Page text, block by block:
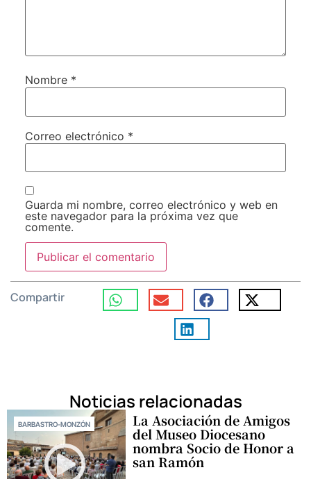
Nombre *
Correo electrónico *
Guarda mi nombre, correo electrónico y web en
este navegador para la próxima vez que
comente.
Compartir
Noticias relacionadas
BARBASTRO-MONZÓN La Asociación de Amigos
del Museo Diocesano
nombra Socio de Honor a
san Ramón